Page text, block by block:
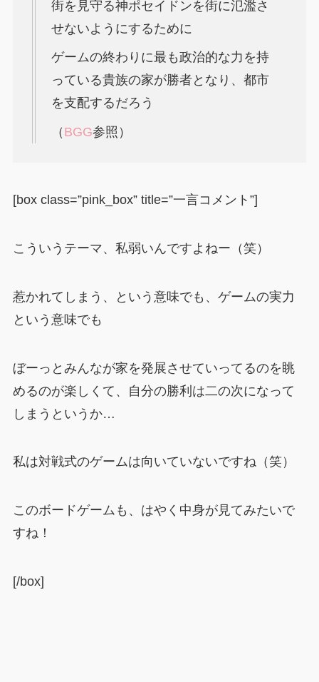
街を見守る神ポセイドンを街に氾濫さ
せないようにするために
ゲームの終わりに最も政治的な力を持
っている貴族の家が勝者となり、都市
を支配するだろう
（ BGG参照）
[box class=”pink_box” title=”一言コメント”]
こういうテーマ、私弱いんですよねー（笑）
惹かれてしまう、という意味でも、ゲームの実力
という意味でも
ぼーっとみんなが家を発展させていってるのを眺
めるのが楽しくて、自分の勝利は二の次になって
しまうというか…
私は対戦式のゲームは向いていないですね（笑）
このボードゲームも、はやく中身が見てみたいで
すね！
[/box]